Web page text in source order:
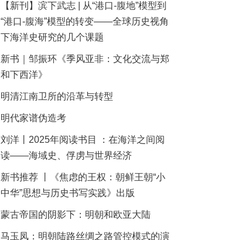
【新刊】滨下武志 | 从“港口-腹地”模型到
“港口-腹海”模型的转变——全球历史视角
下海洋史研究的几个课题
新书｜邹振环《季风亚非：文化交流与郑
和下西洋》
明清江南卫所的沿革与转型
明代家谱伪造考
刘洋丨2025年阅读书目 ：在海洋之间阅
读——海域史、俘虏与世界经济
新书推荐 丨《焦虑的王权：朝鲜王朝“小
中华”思想与历史书写实践》出版
蒙古帝国的阴影下：明朝和欧亚大陆
马玉凤：明朝陆路丝绸之路管控模式的演